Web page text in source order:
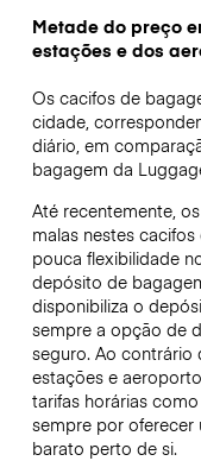
Metade do preço
estações e dos
Os cacifos de
cidade,
diário, em
bagagem da
Até recentemente,
malas nestes
pouca flexibilidade
depósito de
disponibiliza o
sempre a opção de
seguro. Ao contrário
estações e
tarifas horárias
sempre por
barato perto de si.